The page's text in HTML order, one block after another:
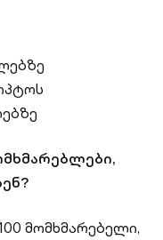
მომხმარებელი,